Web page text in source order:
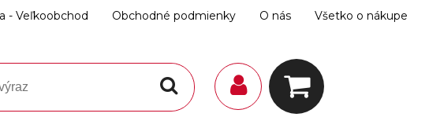
- Veľkoobchod Obchodné podmienky O nás Všetko o nákupe